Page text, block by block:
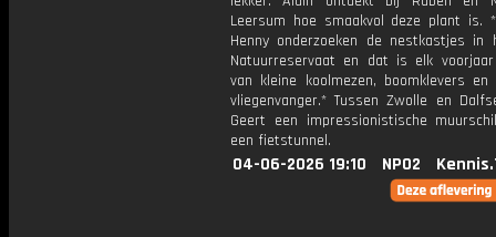
Leersum hoe smaakvol deze plant is.
Henny onderzoeken de nestkastjes in
Natuurreservaat en dat is elk
van kleine koolmezen, boomklevers
vliegenvanger.* Tussen Zwolle en
Geert een impressionistische
een fietstunnel.
04-06-2026 19:10 NPO2